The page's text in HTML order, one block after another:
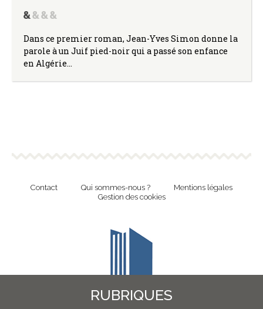
Dans ce premier roman, Jean-Yves Simon donne la
parole à un Juif pied-noir qui a passé son enfance
en Algérie…
RUBRIQUES
Contact Qui sommes-nous ?
Mentions légales
Gestion des cookies
Revue en ligne de l'Union Nationale Culture et Bibliothèques Pour Tous